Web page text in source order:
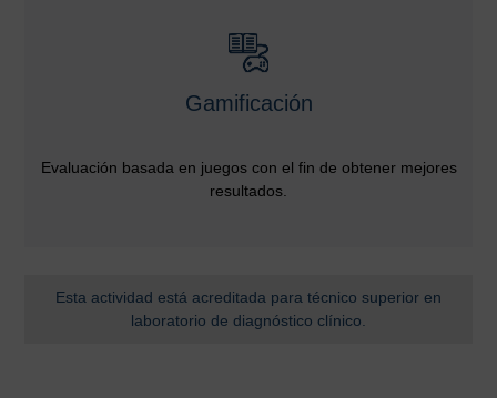
Gamificación
Evaluación basada en juegos con el fin de obtener mejores
resultados.
Esta actividad está acreditada para técnico superior en
laboratorio de diagnóstico clínico.